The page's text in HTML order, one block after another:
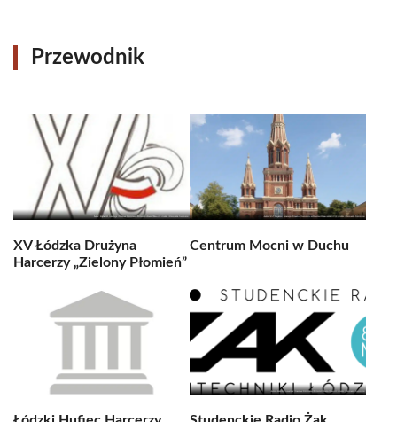
Przewodnik
XV Łódzka Drużyna
Harcerzy „Zielony Płomień”
Centrum Mocni w Duchu